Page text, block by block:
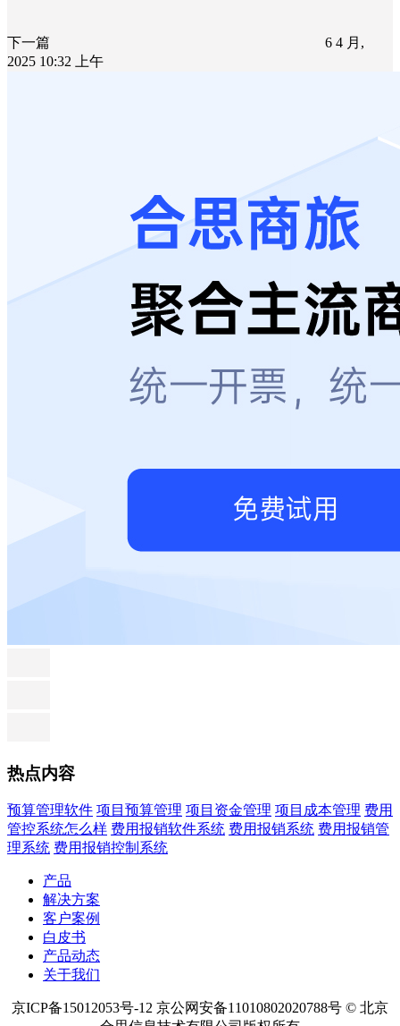
下一篇
6 4 月,
2025 10:32 上午
热点内容
预算管理软件 项目预算管理 项目资金管理 项目成本管理 费用
管控系统怎么样 费用报销软件系统 费用报销系统 费用报销管
理系统 费用报销控制系统
产品
解决方案
客户案例
白皮书
产品动态
关于我们
京ICP备15012053号-12 京公网安备11010802020788号 © 北京